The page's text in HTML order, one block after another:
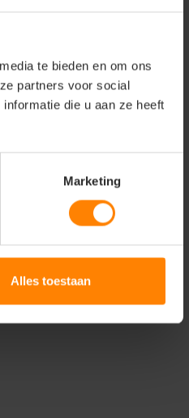
te bieden en om ons
partners voor social
die u aan ze heeft
Marketing
Alles toestaan